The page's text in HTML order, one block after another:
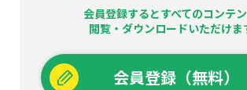
会員登録するとすべてのコンテ
閲覧・ダウンロードいただけま
会員登録（無料）